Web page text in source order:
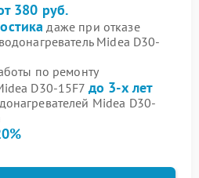
380 руб.
даже при отказе
Midea D30-
по ремонту
D30-15F7 до 3-х лет
Midea D30-